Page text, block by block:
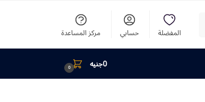
المفضلة حسابي مركز المساعدة
0جنيه 0